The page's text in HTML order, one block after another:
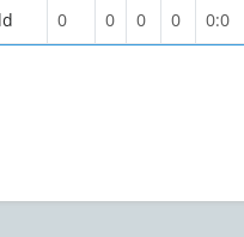
0 0 0 0 0:0